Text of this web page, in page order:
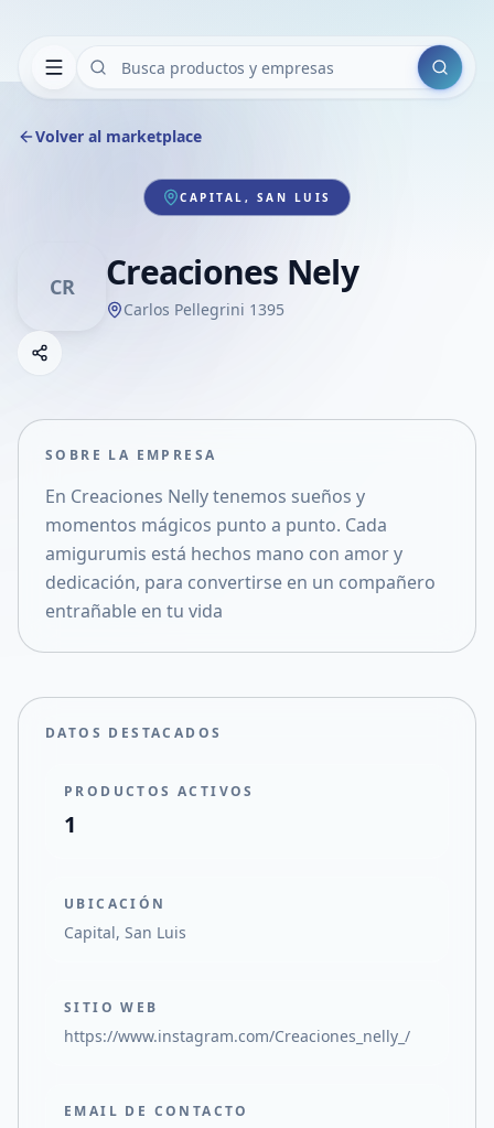
Buscar
Volver al marketplace
CAPITAL, SAN LUIS
CR Creaciones Nely
Carlos Pellegrini 1395
Compartir empresa
Compartir en X
SOBRE LA EMPRESA
En Creaciones Nelly tenemos sueños y
momentos mágicos punto a punto. Cada
amigurumis está hechos mano con amor y
dedicación, para convertirse en un compañero
entrañable en tu vida
DATOS DESTACADOS
PRODUCTOS ACTIVOS
1
UBICACIÓN
Capital, San Luis
SITIO WEB
https://www.instagram.com/Creaciones_nelly_/
EMAIL DE CONTACTO